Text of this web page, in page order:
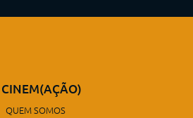
QUEM SOMOS